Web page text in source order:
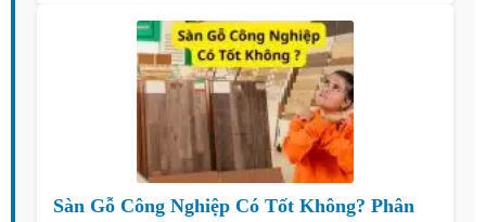
Sàn Gỗ Công Nghiệp Có Tốt Không? Phân